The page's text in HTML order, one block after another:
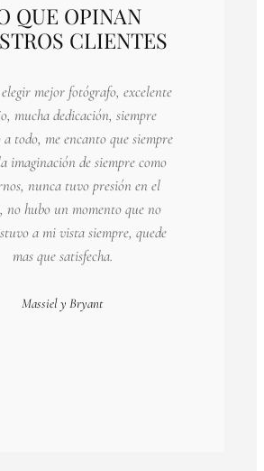
QUE OPINAN
CLIENTES
mejor fotógrafo, excelente
mucha dedicación, siempre
a todo, me encanto que siempre
imaginación de siempre como
nunca tuvo presión en el
no hubo un momento que no
a mi vista siempre, quede
mas que satisfecha.
Massiel y Bryant